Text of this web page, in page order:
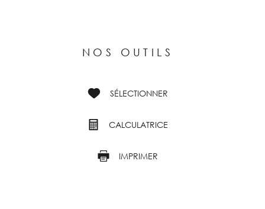
NOS OUTILS
SÉLECTIONNER
CALCULATRICE
IMPRIMER